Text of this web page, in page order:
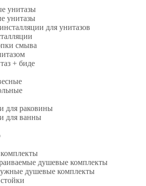
унитазы
унитазы
для унитазов
смыва
+ биде
для раковины
для ванны
душевые комплекты
душевые комплекты